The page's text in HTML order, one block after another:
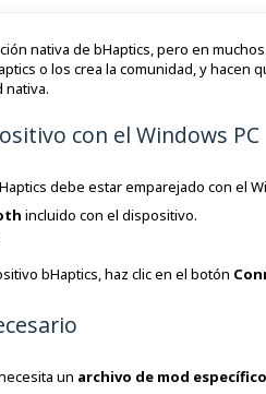
nativa de bHaptics, pero en
o los crea la comunidad, y
nativa.
con el Windows PC
debe estar emparejado con el
incluido con el dispositivo.
bHaptics, haz clic en el botón
un archivo de mod específico